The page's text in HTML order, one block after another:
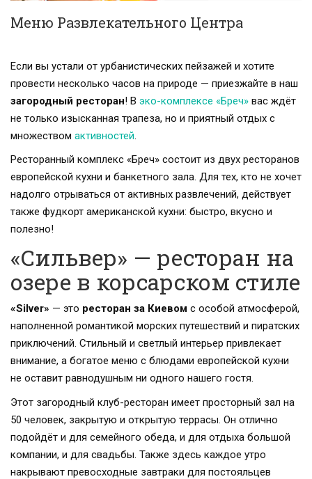
Меню Развлекательного Центра
Если вы устали от урбанистических пейзажей и хотите
провести несколько часов на природе — приезжайте в наш
загородный ресторан! В эко-комплексе «Бреч» вас ждёт
не только изысканная трапеза, но и приятный отдых с
множеством активностей.
Ресторанный комплекс «Бреч» состоит из двух ресторанов
европейской кухни и банкетного зала. Для тех, кто не хочет
надолго отрываться от активных развлечений, действует
также фудкорт американской кухни: быстро, вкусно и
полезно!
«Сильвер» — ресторан на
озере в корсарском стиле
«Silver» — это ресторан за Киевом с особой атмосферой,
наполненной романтикой морских путешествий и пиратских
приключений. Стильный и светлый интерьер привлекает
внимание, а богатое меню с блюдами европейской кухни
не оставит равнодушным ни одного нашего гостя.
Этот загородный клуб-ресторан имеет просторный зал на
50 человек, закрытую и открытую террасы. Он отлично
подойдёт и для семейного обеда, и для отдыха большой
компании, и для свадьбы. Также здесь каждое утро
накрывают превосходные завтраки для постояльцев